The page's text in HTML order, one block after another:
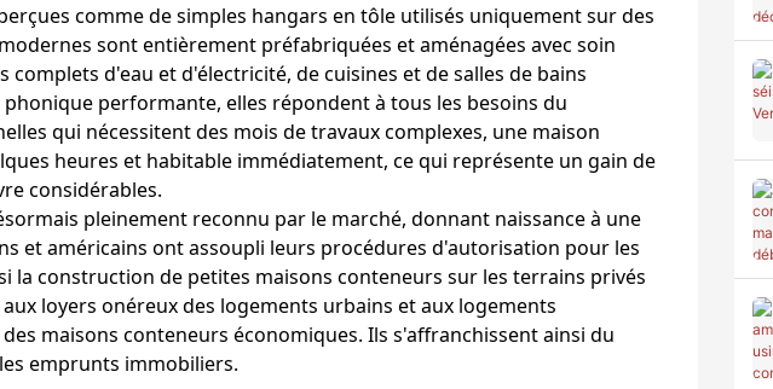
comme de simples hangars en tôle utilisés uniquement sur des
sont entièrement préfabriquées et aménagées avec soin
complets d'eau et d'électricité, de cuisines et de salles de bains
performante, elles répondent à tous les besoins du
qui nécessitent des mois de travaux complexes, une maison
heures et habitable immédiatement, ce qui représente un gain de
considérables.
pleinement reconnu par le marché, donnant naissance à une
et américains ont assoupli leurs procédures d'autorisation pour les
la construction de petites maisons conteneurs sur les terrains privés
loyers onéreux des logements urbains et aux logements
maisons conteneurs économiques. Ils s'affranchissent ainsi du
emprunts immobiliers.